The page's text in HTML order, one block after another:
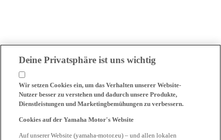
Deine Privatsphäre ist uns wichtig
Wir setzen Cookies ein, um das Verhalten unserer Website-
Nutzer besser zu verstehen und dadurch unsere Produkte,
Dienstleistungen und Marketingbemühungen zu verbessern.
Cookies auf der Yamaha Motor's Website
Auf unserer Website (yamaha-motor.eu) – und allen lokalen